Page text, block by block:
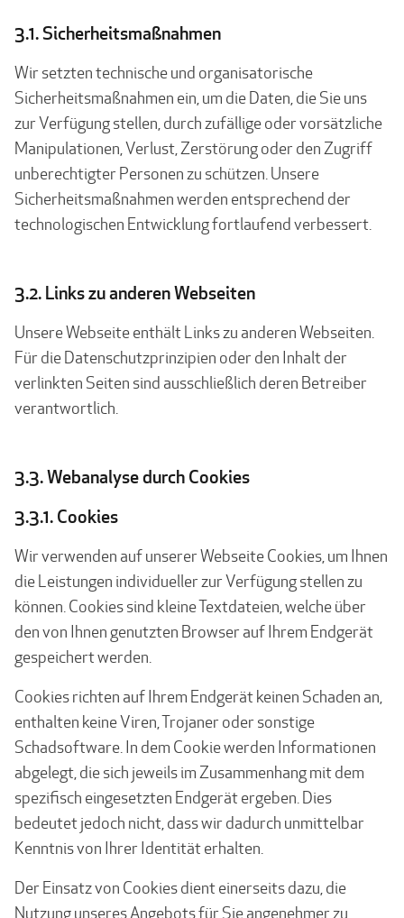
3.1. Sicherheitsmaßnahmen
Wir setzten technische und organisatorische
Sicherheitsmaßnahmen ein, um die Daten, die Sie uns
zur Verfügung stellen, durch zufällige oder vorsätzliche
Manipulationen, Verlust, Zerstörung oder den Zugriff
unberechtigter Personen zu schützen. Unsere
Sicherheitsmaßnahmen werden entsprechend der
technologischen Entwicklung fortlaufend verbessert.
3.2. Links zu anderen Webseiten
Unsere Webseite enthält Links zu anderen Webseiten.
Für die Datenschutzprinzipien oder den Inhalt der
verlinkten Seiten sind ausschließlich deren Betreiber
verantwortlich.
3.3. Webanalyse durch Cookies
3.3.1. Cookies
Wir verwenden auf unserer Webseite Cookies, um Ihnen
die Leistungen individueller zur Verfügung stellen zu
können. Cookies sind kleine Textdateien, welche über
den von Ihnen genutzten Browser auf Ihrem Endgerät
gespeichert werden.
Cookies richten auf Ihrem Endgerät keinen Schaden an,
enthalten keine Viren, Trojaner oder sonstige
Schadsoftware. In dem Cookie werden Informationen
abgelegt, die sich jeweils im Zusammenhang mit dem
spezifisch eingesetzten Endgerät ergeben. Dies
bedeutet jedoch nicht, dass wir dadurch unmittelbar
Kenntnis von Ihrer Identität erhalten.
Der Einsatz von Cookies dient einerseits dazu, die
Nutzung unseres Angebots für Sie angenehmer zu